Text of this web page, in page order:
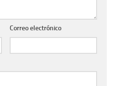
Correo electrónico